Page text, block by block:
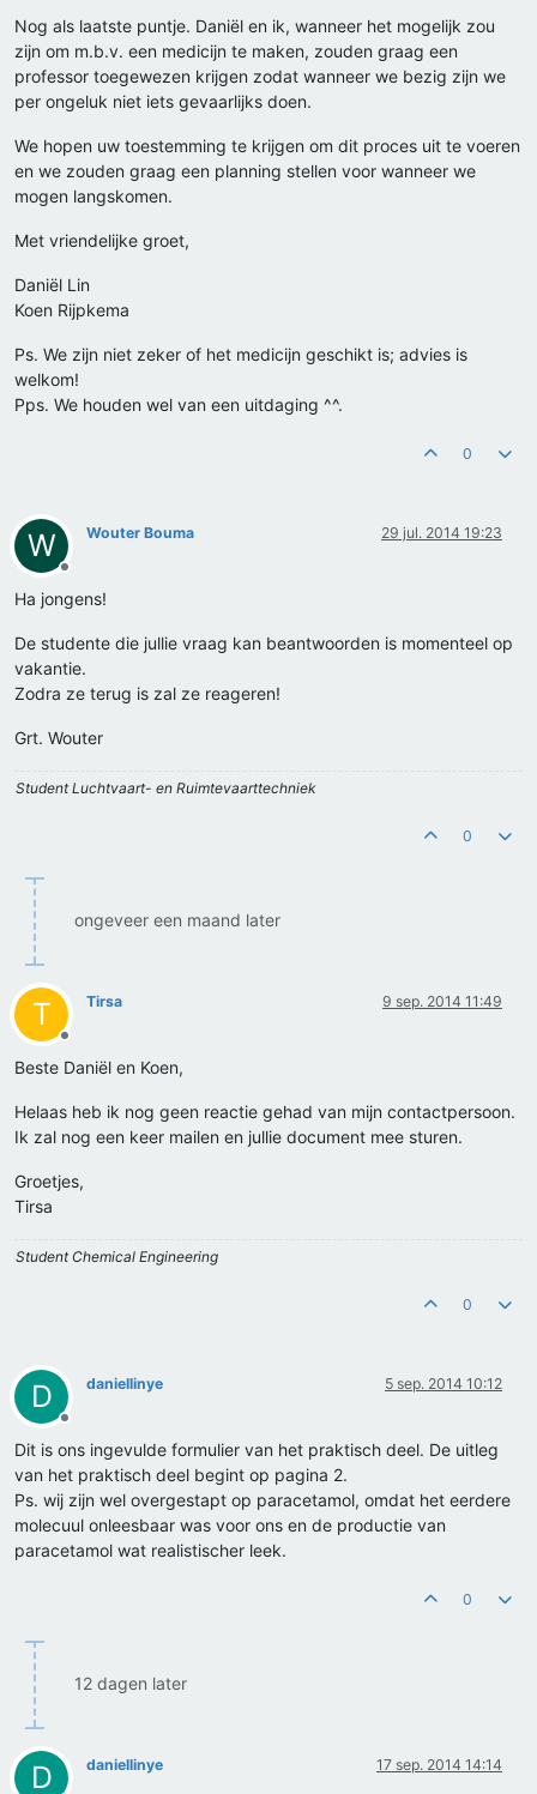
Nog als laatste puntje. Daniël en ik, wanneer het mogelijk zou
zijn om m.b.v. een medicijn te maken, zouden graag een
professor toegewezen krijgen zodat wanneer we bezig zijn we
per ongeluk niet iets gevaarlijks doen.
We hopen uw toestemming te krijgen om dit proces uit te voeren
en we zouden graag een planning stellen voor wanneer we
mogen langskomen.
Met vriendelijke groet,
Daniël Lin
Koen Rijpkema
Ps. We zijn niet zeker of het medicijn geschikt is; advies is
welkom!
Pps. We houden wel van een uitdaging ^^.
0
W
Offline
Wouter Bouma 29 jul. 2014 19:23
Ha jongens!
De studente die jullie vraag kan beantwoorden is momenteel op
vakantie.
Zodra ze terug is zal ze reageren!
Grt. Wouter
Student Luchtvaart- en Ruimtevaarttechniek
0
ongeveer een maand later
T
Offline
Tirsa 9 sep. 2014 11:49
Beste Daniël en Koen,
Helaas heb ik nog geen reactie gehad van mijn contactpersoon.
Ik zal nog een keer mailen en jullie document mee sturen.
Groetjes,
Tirsa
Student Chemical Engineering
0
D
Offline
daniellinye 5 sep. 2014 10:12
Dit is ons ingevulde formulier van het praktisch deel. De uitleg
van het praktisch deel begint op pagina 2.
Ps. wij zijn wel overgestapt op paracetamol, omdat het eerdere
molecuul onleesbaar was voor ons en de productie van
paracetamol wat realistischer leek.
0
12 dagen later
D daniellinye 17 sep. 2014 14:14